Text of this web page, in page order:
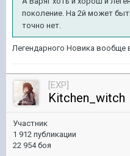
поколение. На 2й может
точно нет.
Легендарного Новика вообще
[EXP]
Kitchen_witch
Участник
1 912 публикации
22 954 боя